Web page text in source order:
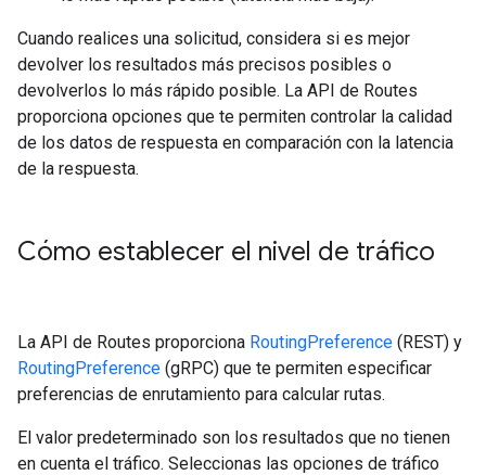
Cuando realices una solicitud, considera si es mejor
devolver los resultados más precisos posibles o
devolverlos lo más rápido posible. La API de Routes
proporciona opciones que te permiten controlar la calidad
de los datos de respuesta en comparación con la latencia
de la respuesta.
Cómo establecer el nivel de tráfico
La API de Routes proporciona RoutingPreference (REST) y
RoutingPreference (gRPC) que te permiten especificar
preferencias de enrutamiento para calcular rutas.
El valor predeterminado son los resultados que no tienen
en cuenta el tráfico. Seleccionas las opciones de tráfico